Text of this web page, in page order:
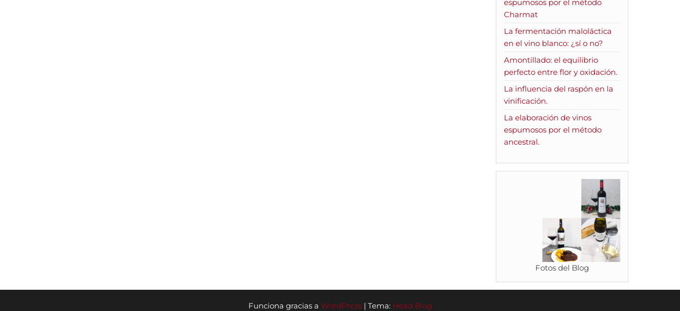
espumosos por el método
Charmat
La fermentación maloláctica
en el vino blanco: ¿sí o no?
Amontillado: el equilibrio
perfecto entre flor y oxidación.
La influencia del raspón en la
vinificación.
La elaboración de vinos
espumosos por el método
ancestral.
Fotos del Blog
Funciona gracias a WordPress | Tema: Head Blog